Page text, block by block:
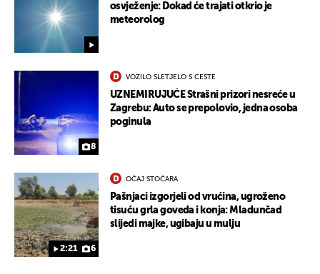
osvježenje: Dokad će trajati otkrio je
meteorolog
8
VOZILO SLETJELO S CESTE
UZNEMIRUJUĆE Strašni prizori nesreće u
Zagrebu: Auto se prepolovio, jedna osoba
poginula
2:21 6
OČAJ STOČARA
Pašnjaci izgorjeli od vrućina, ugroženo
tisuću grla goveda i konja: Mladunčad
slijedi majke, ugibaju u mulju